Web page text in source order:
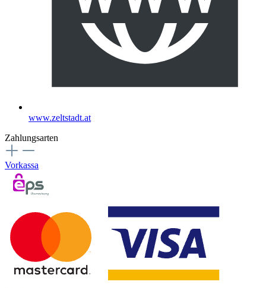
www.zeltstadt.at
Zahlungsarten
Vorkassa